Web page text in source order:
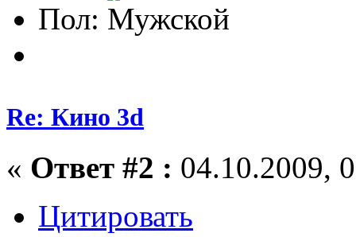
Пол:
Re: Кино 3d
« Ответ #2 : 04.10.2009,
Цитировать